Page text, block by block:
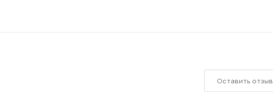
Оставить отзыв